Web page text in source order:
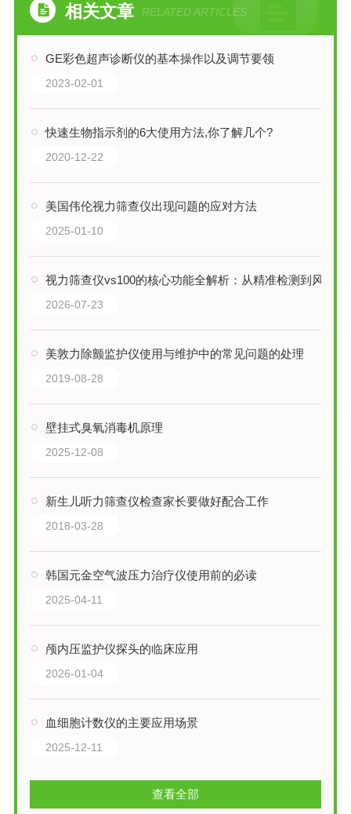
相关文章 RELATED ARTICLES
GE彩色超声诊断仪的基本操作以及调节要领
2023-02-01
快速生物指示剂的6大使用方法,你了解几个?
2020-12-22
美国伟伦视力筛查仪出现问题的应对方法
2025-01-10
视力筛查仪vs100的核心功能全解析：从精准检测到风险预警，一步到位！
2026-07-23
美敦力除颤监护仪使用与维护中的常见问题的处理
2019-08-28
壁挂式臭氧消毒机原理
2025-12-08
新生儿听力筛查仪检查家长要做好配合工作
2018-03-28
韩国元金空气波压力治疗仪使用前的必读
2025-04-11
颅内压监护仪探头的临床应用
2026-01-04
血细胞计数仪的主要应用场景
2025-12-11
查看全部